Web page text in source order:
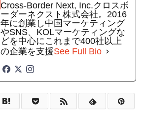
Cross-Border Next, Inc.クロスボ
ーダーネクスト株式会社。2016
年に創業し中国マーケティング
やSNS、KOLマーケティングな
どを中心にこれまで400社以上
の企業を支援See Full Bio